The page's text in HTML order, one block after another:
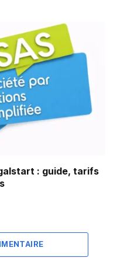
: guide, tarifs